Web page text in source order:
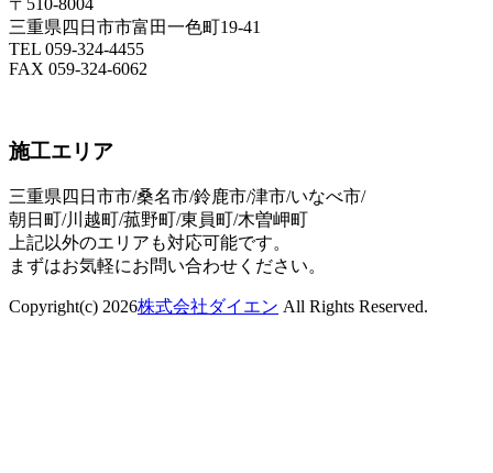
〒510-8004
三重県四日市市富田一色町19-41
TEL 059-324-4455
FAX 059-324-6062
施工エリア
三重県四日市市/桑名市/鈴鹿市/津市/いなべ市/
朝日町/川越町/菰野町/東員町/木曽岬町
上記以外のエリアも対応可能です。
まずはお気軽にお問い合わせください。
Copyright(c) 2026株式会社ダイエン All Rights Reserved.